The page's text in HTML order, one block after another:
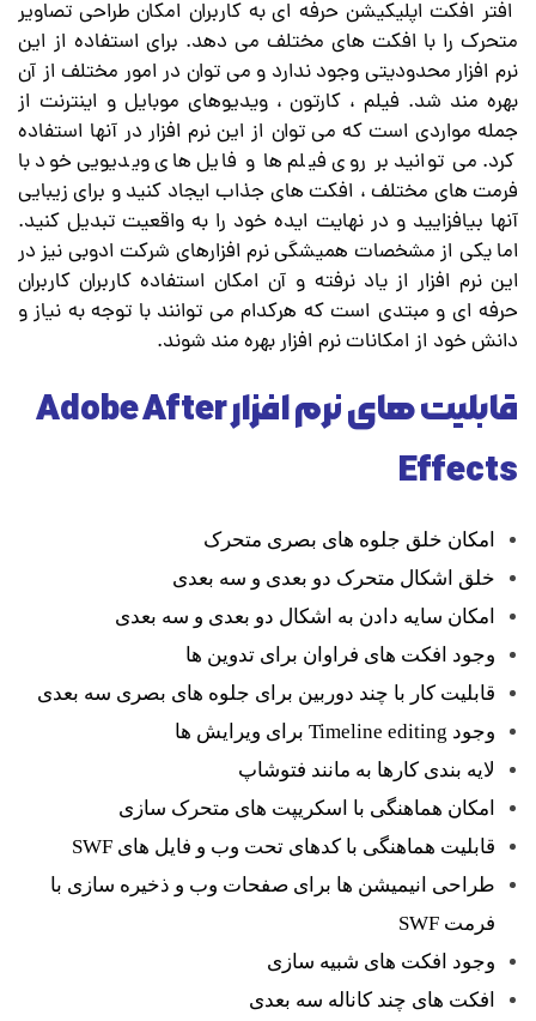
افتر افکت اپلیکیشن حرفه ای به کاربران امکان طراحی تصاویر
متحرک را با افکت های مختلف می دهد. برای استفاده از این
نرم افزار محدودیتی وجود ندارد و می توان در امور مختلف از آن
بهره مند شد. فیلم ، کارتون ، ویدیوهای موبایل و اینترنت از
جمله مواردی است که می توان از این نرم افزار در آنها استفاده
کرد. می توانید بر روی فیلم ها و فایل های ویدیویی خود با
فرمت های مختلف ، افکت های جذاب ایجاد کنید و برای زیبایی
آنها بیافزایید و در نهایت ایده خود را به واقعیت تبدیل کنید.
اما یکی از مشخصات همیشگی نرم افزارهای شرکت ادوبی نیز در
این نرم افزار از یاد نرفته و آن امکان استفاده کاربران کاربران
حرفه ای و مبتدی است که هرکدام می توانند با توجه به نیاز و
دانش خود از امکانات نرم افزار بهره مند شوند.
قابلیت های نرم افزار Adobe After
Effects
امکان خلق جلوه های بصری متحرک
خلق اشکال متحرک دو بعدی و سه بعدی
امکان سایه دادن به اشکال دو بعدی و سه بعدی
وجود افکت های فراوان برای تدوین ها
قابلیت کار با چند دوربین برای جلوه های بصری سه بعدی
وجود Timeline editing برای ویرایش ها
لایه بندی کارها به مانند فتوشاپ
امکان هماهنگی با اسکریپت های متحرک سازی
قابلیت هماهنگی با کدهای تحت وب و فایل های SWF
طراحی انیمیشن ها برای صفحات وب و ذخیره سازی با
فرمت SWF
وجود افکت های شبیه سازی
افکت های چند کاناله سه بعدی